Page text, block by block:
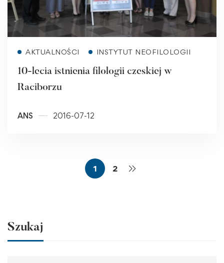
AKTUALNOŚCI INSTYTUT NEOFILOLOGII
10-lecia istnienia filologii czeskiej w
Raciborzu
ANS 2016-07-12
1 2
Szukaj